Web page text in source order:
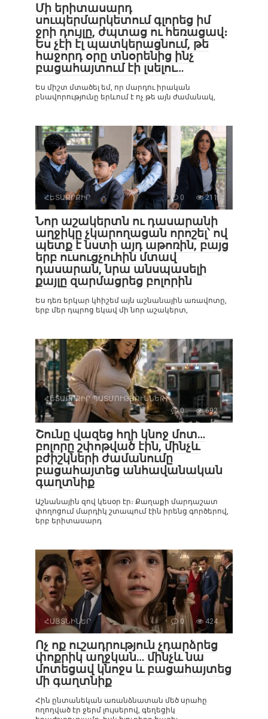
Մի երիտասարդ
սուպերմարկետում գլորեց իմ
ջրի դույլը, ժպտաց ու հեռացավ։
Ես չէի էլ պատկերացնում, թե
հաջորդ օրը տնօրենից ինչ
բացահայտում էի լսելու…
Ես միշտ մտածել եմ, որ մարդու իրական
բնավորությունը երևում է ոչ թե այն ժամանակ,
ՀԵՏԱՔՐՔԻՐ 0 211
Նոր աշակերտն ու դասարանի
աղջիկը չկարողացան որոշել՝ ով
պետք է նստի այդ աթոռին, բայց
երբ ուսուցչուհին մտավ
դասարան, նրա անսպասելի
քայլը զարմացրեց բոլորին
Ես դեռ երկար կհիշեմ այն աշնանային առավոտը,
երբ մեր դպրոց եկավ մի նոր աշակերտ,
ՀԵՏԱՔՐՔԻՐ ՊԱՏՄՈՒԹՅՈՒՆՆԵՐ
0
692
Շունը վազեց հղի կնոջ մոտ…
բոլորը շփոթված էին, մինչև
բժիշկների ժամանումը
բացահայտեց անհավանական
գաղտնիք
Աշնանային զով կեսօր էր։ Քաղաքի մարդաշատ
փողոցում մարդիկ շտապում էին իրենց գործերով,
երբ երիտասարդ
ՀԱՅՏՆԻՆԵՐ 0 424
Ոչ ոք ուշադրություն չդարձրեց
փոքրիկ աղջկան… մինչև նա
մոտեցավ կնոջս և բացահայտեց
մի գաղտնիք
Հին ընտանեկան առանձնատան մեծ սրահը
ողողված էր ջերմ լույսերով, գեղեցիկ